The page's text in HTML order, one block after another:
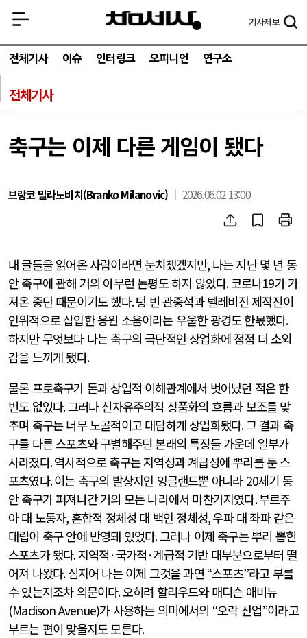
기사제보
전체기사 이슈 인터링크 오피니언 연구소
전체기사
축구는 이제 다른 게임이 됐다
브랑코 밀라노비치(Branko Milanovic) 2026.06.02 13:00
내 글들을 읽어온 사람이라면 눈치챘겠지만, 나는 지난 몇 년 동
안 축구에 관해 거의 아무런 논평도 하지 않았다.코로나19가 가
져온 중단 때문이기도 했다.텅 빈 관중석과 텔레비전 제작진이
인위적으로 삽입한 응원 소음이라는 우울한 광경도 한몫했다.
하지만 무엇보다 나는 축구의 극단적인 상업화에 점점 더 소외
감을 느끼게 됐다.
물론 프로축구가 돈과 상업적 이해관계에서 벗어났던 적은 한
번도 없었다.그러나 신자유주의적 상품화의 흐름과 보조를 맞
추며 축구는 너무 노골적이고 대담하게 상업화됐다.그 결과 축
구를 다른 스포츠와 구별해주던 본래의 특징들 가운데 일부가
사라졌다.역사적으로 축구는 지역성과 계급성에 뿌리를 둔 스
포츠였다.이는 축구의 발상지인 잉글랜드뿐 아니라 20세기 동
안 축구가 퍼져나간 거의 모든 나라에서 마찬가지였다.부르주
아 대 노동자, 혼합적 정체성 대 백인 정체성,우파 대 좌파 같은
대립이 축구 안에 반영돼 있었다.그러나 이제 축구는 뿌리 뽑힌
스포츠가 됐다.지역적 ·국가적 ·계급적 기반 대부분으로부터 떨
어져 나왔다.심지어 나는 이제 그것을 과연 “스포츠”라고 부를
수 있는지조차 의문이다.오히려 할리우드와 매디슨 애비뉴
(Madison Avenue)가 사용하는 의미에서의 “오락 산업”이라고
부르는 편이 맞을지도 모른다.